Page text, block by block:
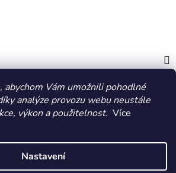
abychom Vám umožnili pohodlné
analýze provozu webu neustále
výkon a použitelnost. Více
Nastavení
ZDE NAJDETE VÝDEJNÍ MÍSTO